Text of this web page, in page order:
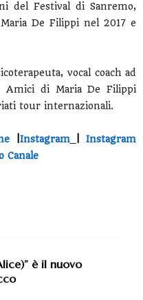
del Festival di Sanremo,
De Filippi nel 2017 e
vocal coach ad
di Maria De Filippi
tour internazionali.
Instagram
Instagram
Canale
è il nuovo